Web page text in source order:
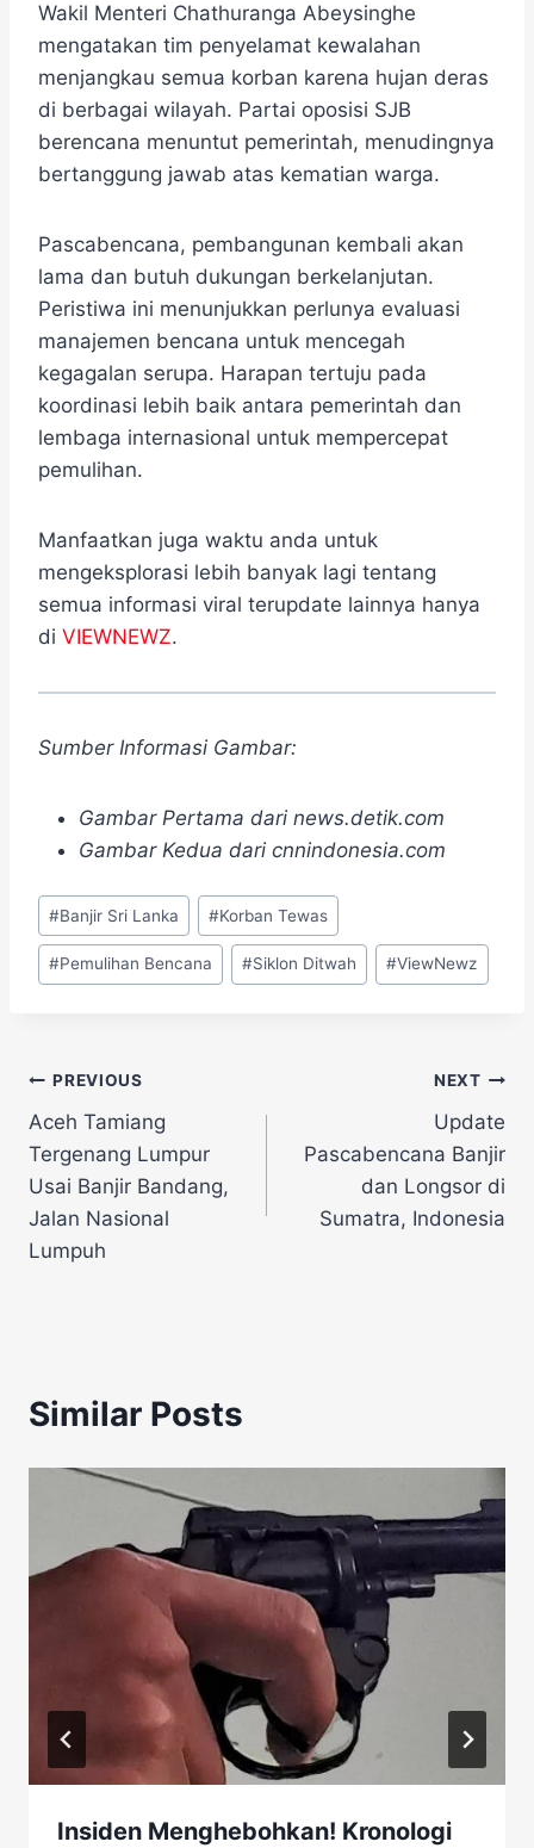
Wakil Menteri Chathuranga Abeysinghe
mengatakan tim penyelamat kewalahan
menjangkau semua korban karena hujan deras
di berbagai wilayah. Partai oposisi SJB
berencana menuntut pemerintah, menudingnya
bertanggung jawab atas kematian warga.
Pascabencana, pembangunan kembali akan
lama dan butuh dukungan berkelanjutan.
Peristiwa ini menunjukkan perlunya evaluasi
manajemen bencana untuk mencegah
kegagalan serupa. Harapan tertuju pada
koordinasi lebih baik antara pemerintah dan
lembaga internasional untuk mempercepat
pemulihan.
Manfaatkan juga waktu anda untuk
mengeksplorasi lebih banyak lagi tentang
semua informasi viral terupdate lainnya hanya
di VIEWNEWZ.
Sumber Informasi Gambar:
Gambar Pertama dari news.detik.com
Gambar Kedua dari cnnindonesia.com
Post
Tags:
#Banjir Sri Lanka #Korban Tewas
#Pemulihan Bencana #Siklon Ditwah #ViewNewz
Navigasi
pos
PREVIOUS
Aceh Tamiang
Tergenang Lumpur
Usai Banjir Bandang,
Jalan Nasional
Lumpuh
NEXT
Update
Pascabencana Banjir
dan Longsor di
Sumatra, Indonesia
Similar Posts
Insiden Menghebohkan! Kronologi